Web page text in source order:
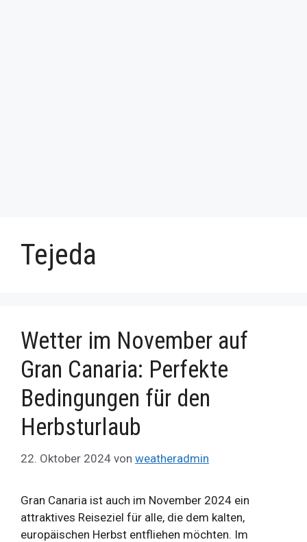
Tejeda
Wetter im November auf
Gran Canaria: Perfekte
Bedingungen für den
Herbsturlaub
22. Oktober 2024 von weatheradmin
Gran Canaria ist auch im November 2024 ein
attraktives Reiseziel für alle, die dem kalten,
europäischen Herbst entfliehen möchten. Im